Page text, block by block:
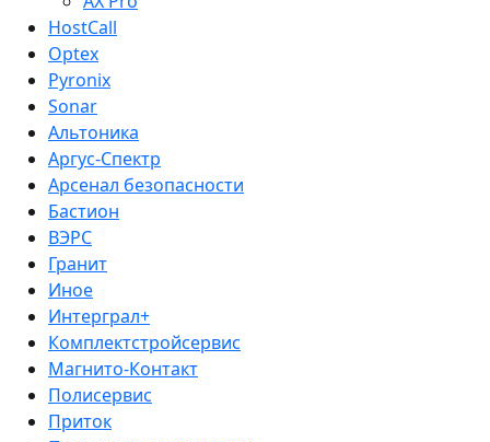
HostCall
Optex
Pyronix
Sonar
Альтоника
Аргус-Спектр
Арсенал безопасности
Бастион
ВЭРС
Гранит
Иное
Интерграл+
Комплектстройсервис
Магнито-Контакт
Полисервис
Приток